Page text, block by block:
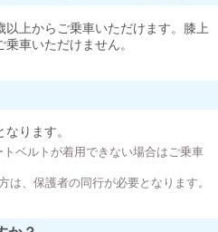
上からご乗車いただけます。膝上
車いただけません。
ります。
ベルトが着用できない場合はご乗車
、保護者の同行が必要となります。